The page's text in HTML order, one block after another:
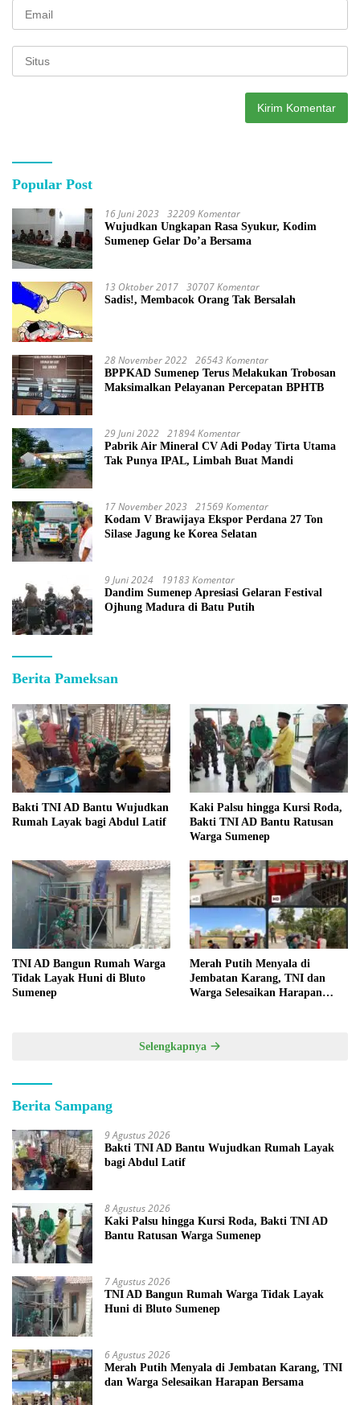
Popular Post
16 Juni 2023 32209 Komentar
Wujudkan Ungkapan Rasa Syukur, Kodim
Sumenep Gelar Do’a Bersama
13 Oktober 2017 30707 Komentar
Sadis!, Membacok Orang Tak Bersalah
28 November 2022 26543 Komentar
BPPKAD Sumenep Terus Melakukan Trobosan
Maksimalkan Pelayanan Percepatan BPHTB
29 Juni 2022 21894 Komentar
Pabrik Air Mineral CV Adi Poday Tirta Utama
Tak Punya IPAL, Limbah Buat Mandi
17 November 2023 21569 Komentar
Kodam V Brawijaya Ekspor Perdana 27 Ton
Silase Jagung ke Korea Selatan
9 Juni 2024 19183 Komentar
Dandim Sumenep Apresiasi Gelaran Festival
Ojhung Madura di Batu Putih
Berita Pameksan
Bakti TNI AD Bantu Wujudkan
Rumah Layak bagi Abdul Latif
Kaki Palsu hingga Kursi Roda,
Bakti TNI AD Bantu Ratusan
Warga Sumenep
TNI AD Bangun Rumah Warga
Tidak Layak Huni di Bluto
Sumenep
Merah Putih Menyala di
Jembatan Karang, TNI dan
Warga Selesaikan Harapan
Selengkapnya
Berita Sampang
9 Agustus 2026
Bakti TNI AD Bantu Wujudkan Rumah Layak
bagi Abdul Latif
8 Agustus 2026
Kaki Palsu hingga Kursi Roda, Bakti TNI AD
Bantu Ratusan Warga Sumenep
7 Agustus 2026
TNI AD Bangun Rumah Warga Tidak Layak
Huni di Bluto Sumenep
6 Agustus 2026
Merah Putih Menyala di Jembatan Karang, TNI
dan Warga Selesaikan Harapan Bersama